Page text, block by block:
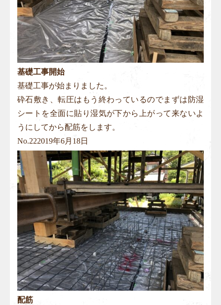
基礎工事開始
基礎工事が始まりました。
砕石敷き、転圧はもう終わっているのでまずは防湿
シートを全面に貼り湿気が下から上がって来ないよ
うにしてから配筋をします。
No.222019年6月18日
配筋